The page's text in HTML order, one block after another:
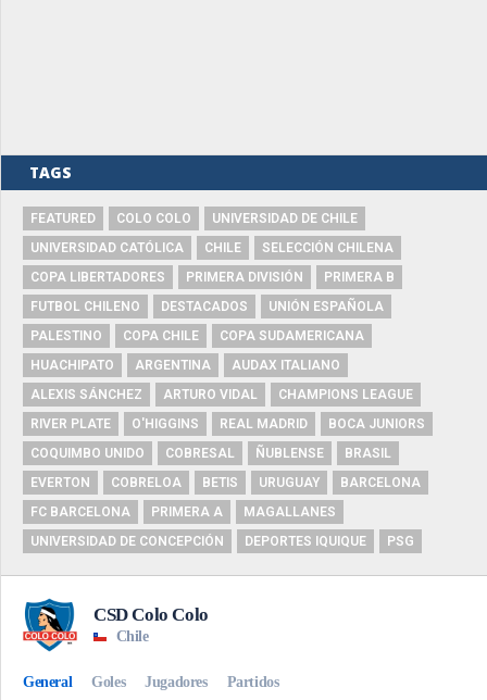
TAGS
FEATURED COLO COLO
UNIVERSIDAD DE CHILE
UNIVERSIDAD CATÓLICA
CHILE
SELECCIÓN CHILENA
COPA LIBERTADORES
PRIMERA DIVISIÓN
PRIMERA B
FUTBOL CHILENO
DESTACADOS
UNIÓN ESPAÑOLA
PALESTINO
COPA CHILE
COPA SUDAMERICANA
HUACHIPATO
ARGENTINA
AUDAX ITALIANO
ALEXIS SÁNCHEZ
ARTURO VIDAL
CHAMPIONS LEAGUE
RIVER PLATE
O'HIGGINS REAL MADRID
BOCA JUNIORS
COQUIMBO UNIDO
COBRESAL ÑUBLENSE
BRASIL
EVERTON
COBRELOA BETIS URUGUAY
BARCELONA
FC BARCELONA
PRIMERA A
MAGALLANES
UNIVERSIDAD DE CONCEPCIÓN
DEPORTES IQUIQUE PSG